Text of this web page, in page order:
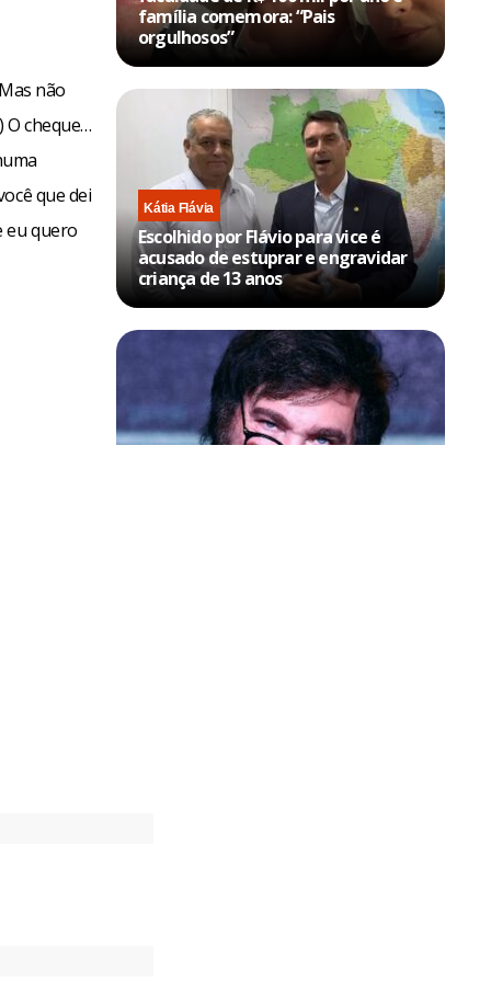
não
cheque…
que dei
eu quero
família comemora: “Pais
orgulhosos”
Kátia Flávia
Escolhido por Flávio para vice é
acusado de estuprar e engravidar
criança de 13 anos